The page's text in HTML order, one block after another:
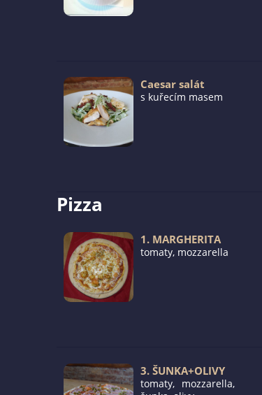
Caesar salát
s kuřecím masem
Pizza
1. MARGHERITA
tomaty, mozzarella
3. ŠUNKA+OLIVY
tomaty, mozzarella,